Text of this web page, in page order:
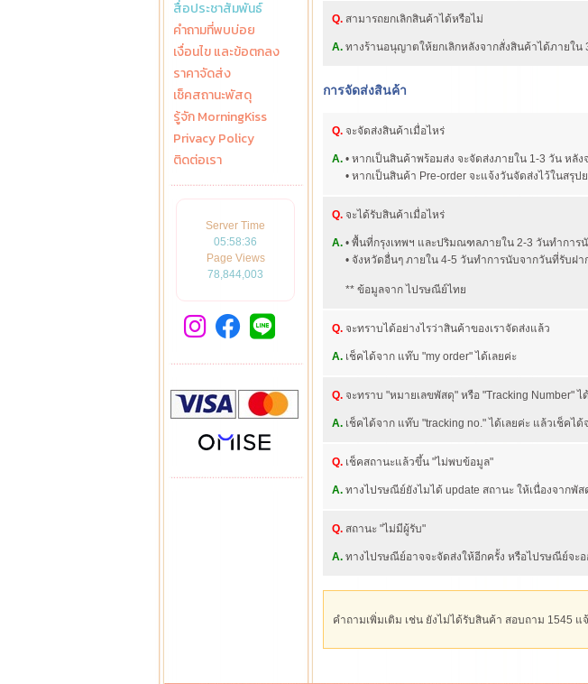
สื่อประชาสัมพันธ์
คำถามที่พบบ่อย
เงื่อนไข และข้อตกลง
ราคาจัดส่ง
เช็คสถานะพัสดุ
รู้จัก MorningKiss
Privacy Policy
ติดต่อเรา
Server Time
05:58:37
Page Views
78,844,003
Q.สามารถยกเลิกสินค้าได้หรือไม่
A.ทางร้านอนุญาตให้ยกเลิกหลังจากสั่งสินค้าได้ภายใน
การจัดส่งสินค้า
Q.จะจัดส่งสินค้าเมื่อไหร่
A.• หากเป็นสินค้าพร้อมส่ง จะจัดส่งภายใน 1-3 วัน หลัง
• หากเป็นสินค้า Pre-order จะแจ้งวันจัดส่งไว้ในสรุป
Q.จะได้รับสินค้าเมื่อไหร่
A.• พื้นที่กรุงเทพฯ และปริมณฑลภายใน 2-3 วันทำการ
• จังหวัดอื่นๆ ภายใน 4-5 วันทำการนับจากวันที่รับฝา
** ข้อมูลจาก ไปรษณีย์ไทย
Q.จะทราบได้อย่างไรว่าสินค้าของเราจัดส่งแล้ว
A.เช็คได้จาก แท๊บ "my order" ได้เลยค่ะ
Q.จะทราบ "หมายเลขพัสดุ" หรือ "Tracking Number" ไ
A.เช็คได้จาก แท๊บ "tracking no." ได้เลยค่ะ แล้วเช็คไ
Q.เช็คสถานะแล้วขึ้น "ไม่พบข้อมูล"
A.ทางไปรษณีย์ยังไมได้ update สถานะ ให้เนื่องจากพั
Q.สถานะ "ไม่มีผู้รับ"
A.ทางไปรษณีย์อาจจะจัดส่งให้อีกครั้ง หรือไปรษณีย์จะ
คำถามเพิ่มเติม เช่น ยังไม่ได้รับสินค้า สอบถาม 1545